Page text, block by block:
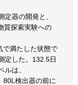
器の開発と、
質探索実験への
で満たした状態で
定した。132.5日
は、
80L検出器の前に